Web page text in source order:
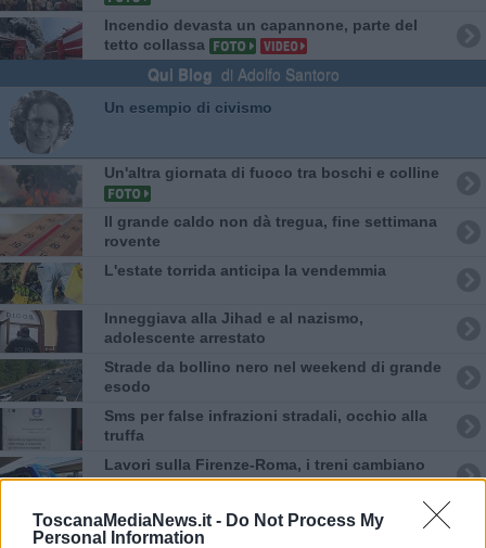
ToscanaMediaNews.it - Do Not Process My
Personal Information
Incendio devasta un capannone, parte del
tetto collassa
Qui Blog di Adolfo Santoro
​Un esempio di civismo
Un'altra giornata di fuoco tra boschi e colline
Il grande caldo non dà tregua, fine settimana
rovente
L'estate torrida anticipa la vendemmia
Inneggiava alla Jihad e al nazismo,
adolescente arrestato
Strade da bollino nero nel weekend di grande
esodo
Sms per false infrazioni stradali, occhio alla
truffa
Lavori sulla Firenze-Roma, i treni cambiano
orario
Iren sale al 100% di Etambiente